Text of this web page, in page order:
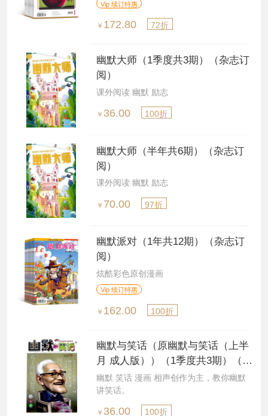
Vip 续订特惠
￥ 172.80 72折
幽默大师（1季度共3期）（杂志订
阅）
课外阅读 幽默 励志
￥ 36.00 100折
幽默大师（半年共6期）（杂志订
阅）
课外阅读 幽默 励志
￥ 70.00 97折
幽默派对（1年共12期）（杂志订
阅）
炫酷彩色原创漫画
Vip 续订特惠
￥ 162.00 100折
幽默与笑话（原幽默与笑话（上半
月 成人版））（1季度共3期）（杂
志订阅）
幽默 笑话 漫画 相声创作为主，教你幽默
讲笑话。
￥ 36.00 100折